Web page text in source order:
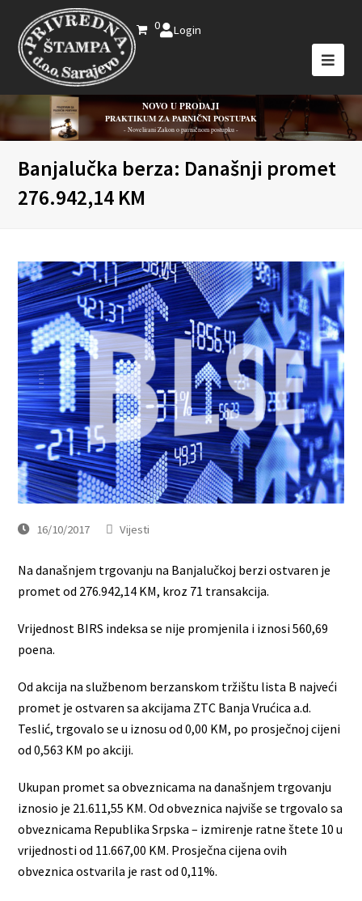
0 Login
NOVO U PRODAJI
PRAKTIKUM ZA PARNIČNI POSTUPAK
- Novelirani Zakon o parničnom postupku -
Banjalučka berza: Današnji promet
276.942,14 KM
16/10/2017 Vijesti
Na današnjem trgovanju na Banjalučkoj berzi ostvaren je
promet od 276.942,14 KM, kroz 71 transakcija.
Vrijednost BIRS indeksa se nije promjenila i iznosi 560,69
poena.
Od akcija na službenom berzanskom tržištu lista B najveći
promet je ostvaren sa akcijama ZTC Banja Vrućica a.d.
Teslić, trgovalo se u iznosu od 0,00 KM, po prosječnoj cijeni
od 0,563 KM po akciji.
Ukupan promet sa obveznicama na današnjem trgovanju
iznosio je 21.611,55 KM. Od obveznica najviše se trgovalo sa
obveznicama Republika Srpska – izmirenje ratne štete 10 u
vrijednosti od 11.667,00 KM. Prosječna cijena ovih
obveznica ostvarila je rast od 0,11%.